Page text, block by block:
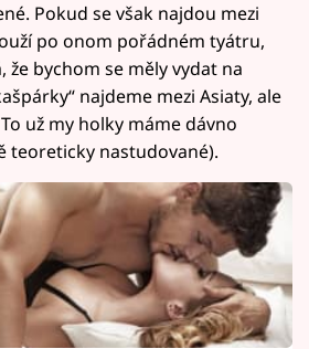
Pokud se však najdou mezi
po onom pořádném tyátru,
že bychom se měly vydat na
najdeme mezi Asiaty, ale
už my holky máme dávno
teoreticky nastudované).